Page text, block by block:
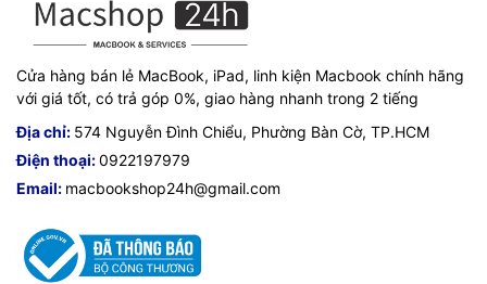
Cửa hàng bán lẻ MacBook, iPad, linh kiện Macbook chính hãng
với giá tốt, có trả góp 0%, giao hàng nhanh trong 2 tiếng
Địa chỉ: 574 Nguyễn Đình Chiểu, Phường Bàn Cờ, TP.HCM
Điện thoại:0922197979
Email: macbookshop24h@gmail.com